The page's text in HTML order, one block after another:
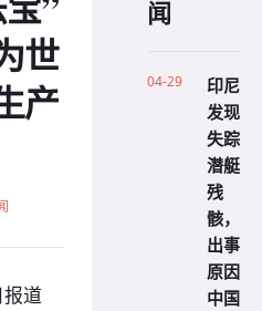
世
产
道
闻
04-29
印尼
发现
失踪
潜艇
残
骸，
出事
原因
中国